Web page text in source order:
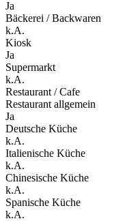
Ja
Bäckerei / Backwaren
k.A.
Kiosk
Ja
Supermarkt
k.A.
Restaurant / Cafe
Restaurant allgemein
Ja
Deutsche Küche
k.A.
Italienische Küche
k.A.
Chinesische Küche
k.A.
Spanische Küche
k.A.